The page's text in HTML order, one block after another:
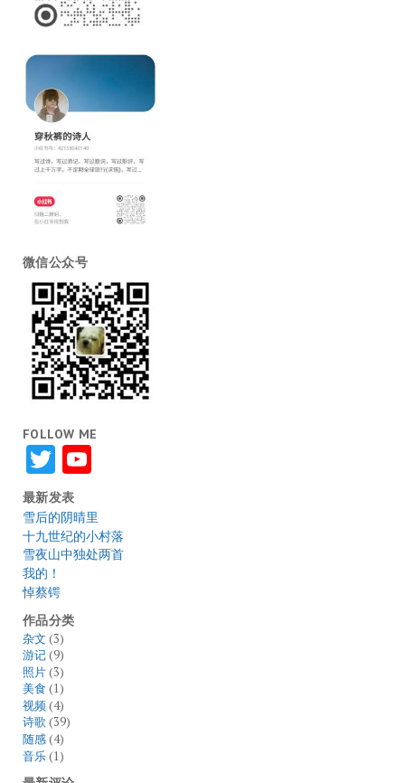
微信公众号
FOLLOW ME
TwitterYouTube
最新发表
雪后的阴晴里
十九世纪的小村落
雪夜山中独处两首
我的！
悼蔡锷
作品分类
杂文 (3)
游记(9)
照片(3)
美食 (1)
视频(4)
诗歌(39)
随感(4)
音乐(1)